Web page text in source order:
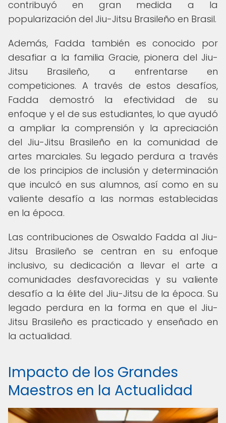
contribuyó en gran medida a la
popularización del Jiu-Jitsu Brasileño en Brasil.
Además, Fadda también es conocido por
desafiar a la familia Gracie, pionera del Jiu-
Jitsu Brasileño, a enfrentarse en
competiciones. A través de estos desafíos,
Fadda demostró la efectividad de su
enfoque y el de sus estudiantes, lo que ayudó
a ampliar la comprensión y la apreciación
del Jiu-Jitsu Brasileño en la comunidad de
artes marciales. Su legado perdura a través
de los principios de inclusión y determinación
que inculcó en sus alumnos, así como en su
valiente desafío a las normas establecidas
en la época.
Las contribuciones de Oswaldo Fadda al Jiu-
Jitsu Brasileño se centran en su enfoque
inclusivo, su dedicación a llevar el arte a
comunidades desfavorecidas y su valiente
desafío a la élite del Jiu-Jitsu de la época. Su
legado perdura en la forma en que el Jiu-
Jitsu Brasileño es practicado y enseñado en
la actualidad.
Impacto de los Grandes
Maestros en la Actualidad